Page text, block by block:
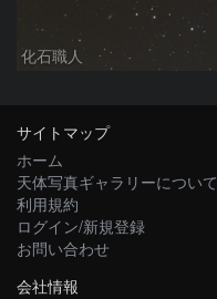
化石職人
サイトマップ
ホーム
天体写真ギャラリーについて
利用規約
ログイン/新規登録
お問い合わせ
会社情報